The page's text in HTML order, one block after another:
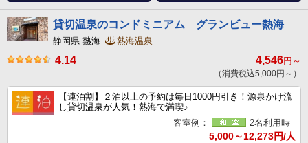
貸切温泉のコンドミニアム グランビュー熱海
静岡県 熱海 熱海温泉
4.14 4,546円～
（消費税込5,000円～）
【連泊割】２泊以上の予約は毎日1000円引き！源泉かけ流
し貸切温泉が人気！熱海で満喫♪
客室例：
2名利用時
5,000～12,273円/人